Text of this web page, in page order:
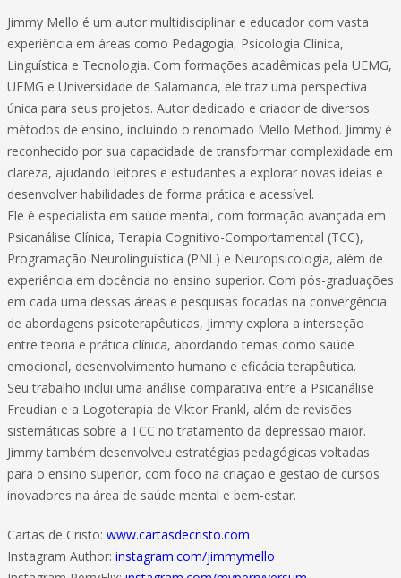
Jimmy Mello é um autor multidisciplinar e educador com vasta
experiência em áreas como Pedagogia, Psicologia Clínica,
Linguística e Tecnologia. Com formações acadêmicas pela UEMG,
UFMG e Universidade de Salamanca, ele traz uma perspectiva
única para seus projetos. Autor dedicado e criador de diversos
métodos de ensino, incluindo o renomado Mello Method. Jimmy é
reconhecido por sua capacidade de transformar complexidade em
clareza, ajudando leitores e estudantes a explorar novas ideias e
desenvolver habilidades de forma prática e acessível.
Ele é especialista em saúde mental, com formação avançada em
Psicanálise Clínica, Terapia Cognitivo-Comportamental (TCC),
Programação Neurolinguística (PNL) e Neuropsicologia, além de
experiência em docência no ensino superior. Com pós-graduações
em cada uma dessas áreas e pesquisas focadas na convergência
de abordagens psicoterapêuticas, Jimmy explora a interseção
entre teoria e prática clínica, abordando temas como saúde
emocional, desenvolvimento humano e eficácia terapêutica.
Seu trabalho inclui uma análise comparativa entre a Psicanálise
Freudian e a Logoterapia de Viktor Frankl, além de revisões
sistemáticas sobre a TCC no tratamento da depressão maior.
Jimmy também desenvolveu estratégias pedagógicas voltadas
para o ensino superior, com foco na criação e gestão de cursos
inovadores na área de saúde mental e bem-estar.
Cartas de Cristo: www.cartasdecristo.com
Instagram Author: instagram.com/jimmymello